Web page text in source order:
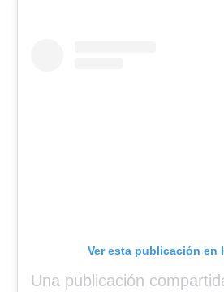
Ver esta publicación en